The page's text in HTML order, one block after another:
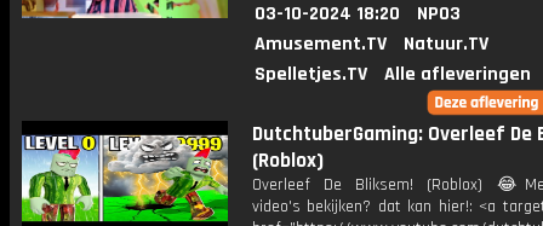
03-10-2024 18:20
NPO3
Amusement.TV
Natuur.TV
Spelletjes.TV
Alle afleveringen
DutchtuberGaming: Overleef De
(Roblox)
Overleef De Bliksem! (Roblox)
video's bekijken? dat kan hier!: <a